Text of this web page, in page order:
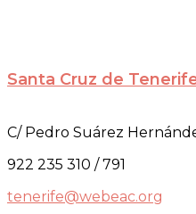
Santa Cruz de
C/ Pedro Suárez
922 235 310 / 791
tenerife@webeac.org